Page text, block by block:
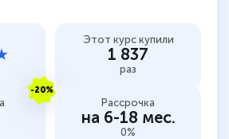
Этот курс купили
1 837
раз
-20%
Рассрочка
на 6-18 мес.
0%